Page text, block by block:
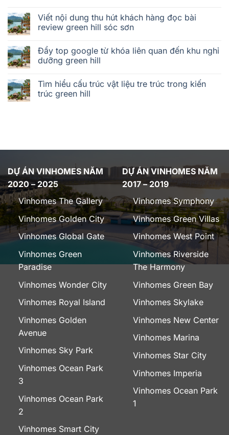
Viết nội dung thu hút khách hàng đọc bài
review green hill sóc sơn
Đẩy top google từ khóa liên quan đến khu nghỉ
dưỡng green hill
Tìm hiểu cấu trúc vật liệu tre trúc trong kiến
trúc green hill
DỰ ÁN VINHOMES NĂM
2020 – 2025
Vinhomes The Gallery
Vinhomes Golden City
Vinhomes Global Gate
Vinhomes Green
Paradise
Vinhomes Wonder City
Vinhomes Royal Island
Vinhomes Golden
Avenue
Vinhomes Sky Park
Vinhomes Ocean Park
3
Vinhomes Ocean Park
2
Vinhomes Smart City
DỰ ÁN VINHOMES NĂM
2017 – 2019
Vinhomes Symphony
Vinhomes Green Villas
Vinhomes West Point
Vinhomes Riverside
The Harmony
Vinhomes Green Bay
Vinhomes Skylake
Vinhomes New Center
Vinhomes Marina
Vinhomes Star City
Vinhomes Imperia
Vinhomes Ocean Park
1